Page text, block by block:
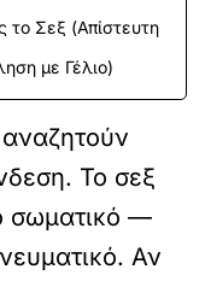
το Σεξ (Απίστευτη
με Γέλιο)
Το σεξ
σωματικό —
Αν